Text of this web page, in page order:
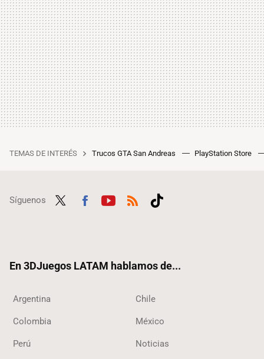
TEMAS DE INTERÉS Trucos GTA San Andreas PlayStation Store
Síguenos
En 3DJuegos LATAM hablamos de...
Argentina Chile
Colombia México
Perú Noticias